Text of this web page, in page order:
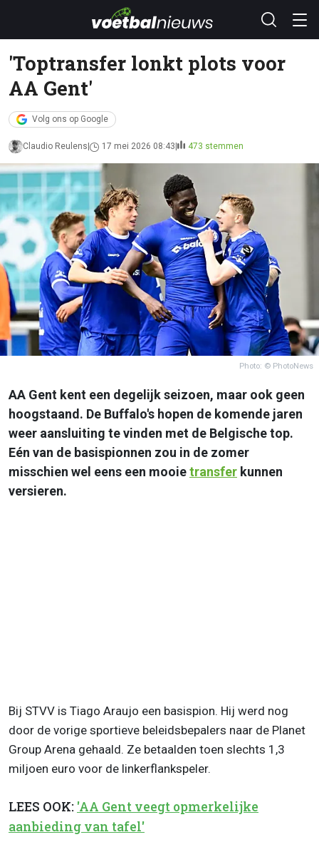
'Toptransfer lonkt plots voor
AA Gent'
Volg ons op Google
Claudio Reulens 17 mei 2026 08:43 473 stemmen
Photo: © PhotoNews
AA Gent kent een degelijk seizoen, maar ook geen
hoogstaand. De Buffalo's hopen de komende jaren
weer aansluiting te vinden met de Belgische top.
Eén van de basispionnen zou in de zomer
misschien wel eens een mooietransfer kunnen
versieren.
Bij STVV is Tiago Araujo een basispion. Hij werd nog
door de vorige sportieve beleidsbepalers naar de Planet
Group Arena gehaald. Ze betaalden toen slechts 1,3
miljoen euro voor de linkerflankspeler.
LEES OOK: 'AA Gent veegt opmerkelijke
aanbieding van tafel'